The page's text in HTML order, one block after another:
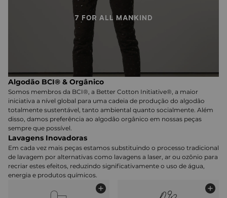
Algodão BCI® & Orgânico
Somos membros da BCI®, a Better Cotton Initiative®, a maior
iniciativa a nível global para uma cadeia de produção do algodão
totalmente sustentável, tanto ambiental quanto socialmente. Além
disso, damos preferência ao algodão orgânico em nossas peças
sempre que possível.
Lavagens Inovadoras
Em cada vez mais peças estamos substituindo o processo tradicional
de lavagem por alternativas como lavagens a laser, ar ou ozônio para
recriar estes efeitos, reduzindo significativamente o uso de água,
energia e produtos químicos.